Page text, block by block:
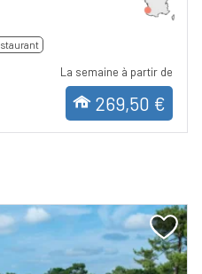
La semaine à partir de
269,50 €